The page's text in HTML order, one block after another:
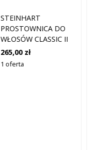
STEINHART
PROSTOWNICA DO
WŁOSÓW CLASSIC II
TITANIUM FUCHSIA 2
SZTUKI
265,00 zł
1 oferta